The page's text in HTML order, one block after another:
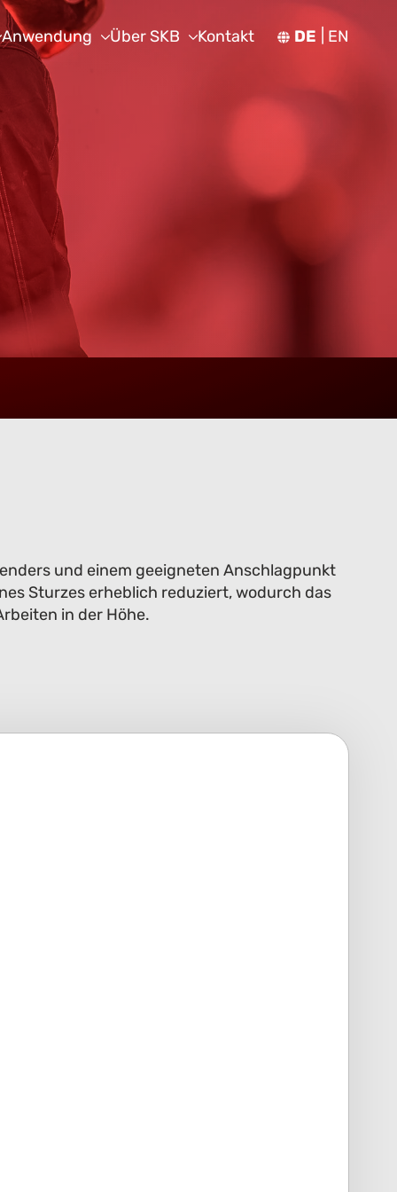
Anwendung Über SKB Kontakt DE EN
und einem geeigneten Anschlagpunkt
Sturzes erheblich reduziert, wodurch das
in der Höhe.